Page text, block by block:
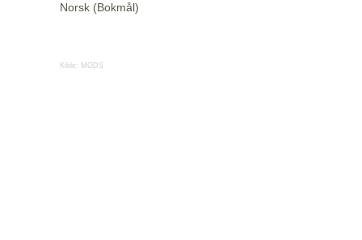
Norsk (Bokmål)
Kilde: MODS